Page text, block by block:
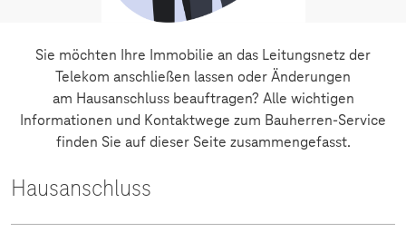
Sie möchten Ihre Immobilie an das Leitungsnetz der
Telekom anschließen lassen oder Änderungen
am Hausanschluss beauftragen? Alle wichtigen
Informationen und Kontaktwege zum Bauherren-Service
finden Sie auf dieser Seite zusammengefasst.
Hausanschluss